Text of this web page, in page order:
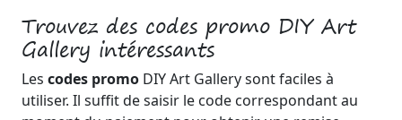
Trouvez des codes promo DIY Art
Gallery intéressants
Les codes promo DIY Art Gallery sont faciles à
utiliser. Il suffit de saisir le code correspondant au